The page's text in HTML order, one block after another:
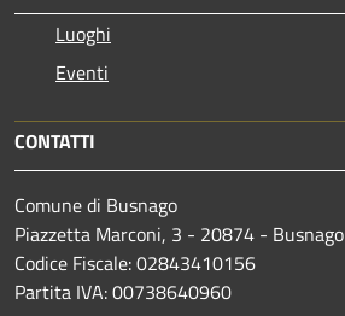
Luoghi
Eventi
CONTATTI
Comune di Busnago
Piazzetta Marconi, 3 - 20874 - Busnago
Codice Fiscale: 02843410156
Partita IVA: 00738640960